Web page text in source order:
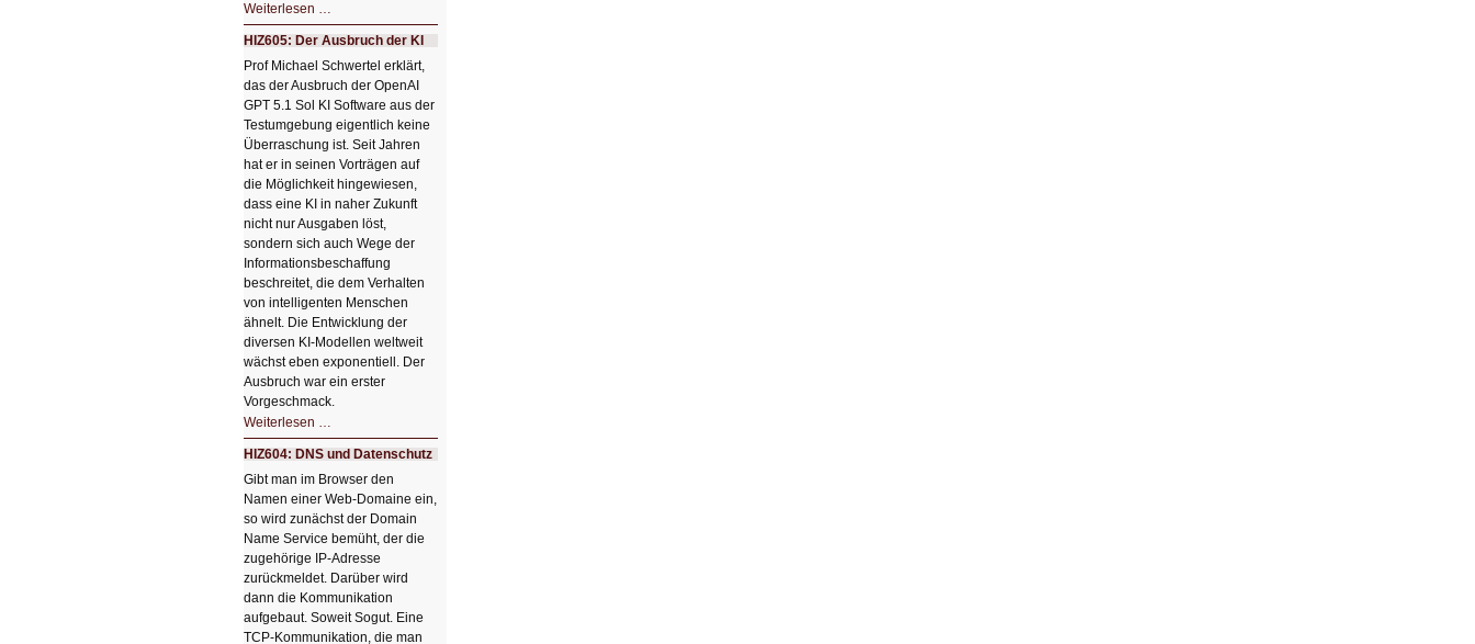
Weiterlesen …
Bildverschönerung
mit
einem
Klick
HIZ606:
Bildverschönerung
mit
einem
Klick
HIZ605: Der Ausbruch der KI
Prof Michael Schwertel erklärt,
das der Ausbruch der OpenAI
GPT 5.1 Sol KI Software aus der
Testumgebung eigentlich keine
Überraschung ist. Seit Jahren
hat er in seinen Vorträgen auf
die Möglichkeit hingewiesen,
dass eine KI in naher Zukunft
nicht nur Ausgaben löst,
sondern sich auch Wege der
Informationsbeschaffung
beschreitet, die dem Verhalten
von intelligenten Menschen
ähnelt. Die Entwicklung der
diversen KI-Modellen weltweit
wächst eben exponentiell. Der
Ausbruch war ein erster
Vorgeschmack.
Weiterlesen …
Der
Ausbruch
der
KI
HIZ604: DNS und Datenschutz
Gibt man im Browser den
Namen einer Web-Domaine ein,
so wird zunächst der Domain
Name Service bemüht, der die
zugehörige IP-Adresse
zurückmeldet. Darüber wird
dann die Kommunikation
aufgebaut. Soweit Sogut. Eine
TCP-Kommunikation, die man